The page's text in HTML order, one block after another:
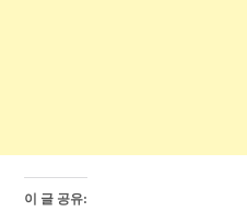
이 글 공유: